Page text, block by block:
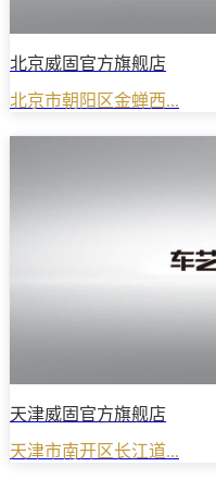
北京威固官方旗舰店
北京市朝阳区金蝉西...
天津威固官方旗舰店
天津市南开区长江道...